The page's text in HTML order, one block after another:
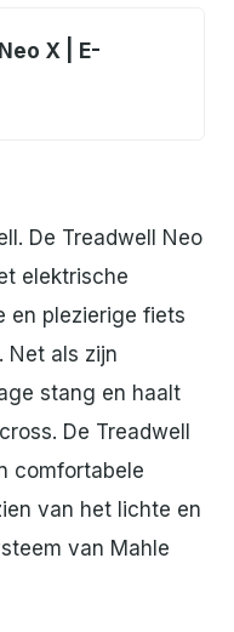
X | E-
De Treadwell Neo
elektrische
en plezierige fiets
Net als zijn
stang en haalt
De Treadwell
comfortabele
van het lichte en
van Mahle